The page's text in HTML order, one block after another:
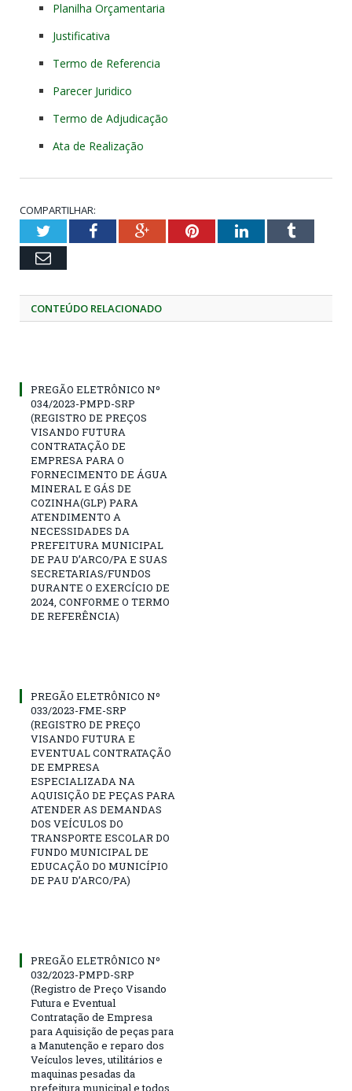
Planilha Orçamentaria
Justificativa
Termo de Referencia
Parecer Juridico
Termo de Adjudicação
Ata de Realização
COMPARTILHAR:
TwitterFacebookGoogle+PinterestLinkedInTumblr
Email
CONTEÚDO RELACIONADO
PREGÃO ELETRÔNICO Nº
034/2023-PMPD-SRP
(REGISTRO DE PREÇOS
VISANDO FUTURA
CONTRATAÇÃO DE
EMPRESA PARA O
FORNECIMENTO DE ÁGUA
MINERAL E GÁS DE
COZINHA(GLP) PARA
ATENDIMENTO A
NECESSIDADES DA
PREFEITURA MUNICIPAL
DE PAU D’ARCO/PA E SUAS
SECRETARIAS/FUNDOS
DURANTE O EXERCÍCIO DE
2024, CONFORME O TERMO
DE REFERÊNCIA)
PREGÃO ELETRÔNICO Nº
033/2023-FME-SRP
(REGISTRO DE PREÇO
VISANDO FUTURA E
EVENTUAL CONTRATAÇÃO
DE EMPRESA
ESPECIALIZADA NA
AQUISIÇÃO DE PEÇAS PARA
ATENDER AS DEMANDAS
DOS VEÍCULOS DO
TRANSPORTE ESCOLAR DO
FUNDO MUNICIPAL DE
EDUCAÇÃO DO MUNICÍPIO
DE PAU D’ARCO/PA)
PREGÃO ELETRÔNICO Nº
032/2023-PMPD-SRP
(Registro de Preço Visando
Futura e Eventual
Contratação de Empresa
para Aquisição de peças para
a Manutenção e reparo dos
Veículos leves, utilitários e
maquinas pesadas da
prefeitura municipal e todos